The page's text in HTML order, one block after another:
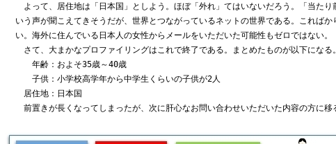
よって、居住地は「日本国」としよう。ほぼ「外れ」てはいないだろう。「当たり
いう声が聞こえてきそうだが、世界とつながっているネットの世界である。こればか
い。海外に住んでいる日本人の女性からメールをいただいた可能性もゼロではない。
さて、大まかなプロファイリングはこれで終了である。まとめたものが以下になる。
年齢：およそ35歳～40歳
子供：小学校高学年から中学生くらいの子供が2人
居住地：日本国
前置きが長くなってしまったが、次に肝心なお問い合わせいただいた内容の方に移